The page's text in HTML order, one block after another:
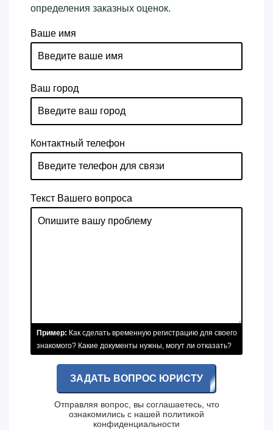
определения заказных оценок.
Ваше имя
Ваш город
Контактный телефон
Текст Вашего вопроса
Пример: Как сделать временную регистрацию для своего
знакомого? Какие документы нужны, могут ли отказать?
ЗАДАТЬ ВОПРОС ЮРИСТУ
Отправляя вопрос, вы соглашаетесь, что
ознакомились с нашей политикой
конфиденциальности